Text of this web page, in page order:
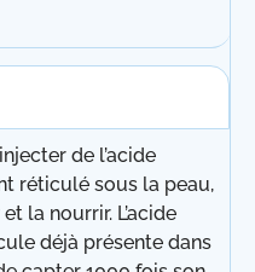
de l’acide
réticulé sous la peau,
la nourrir. L’acide
déjà présente dans